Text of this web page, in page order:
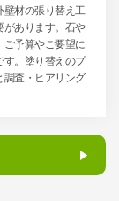
壁材の張り替え工
があります。石や
ご予算やご要望に
す。塗り替えのプ
調査・ヒアリング